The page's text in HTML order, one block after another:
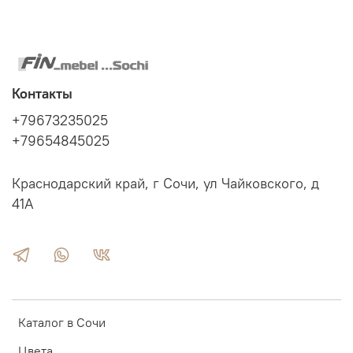
Каталог в Сочи
Контакты
+79673235025
+79654845025
Краснодарский край, г Сочи, ул Чайковского, д
41А